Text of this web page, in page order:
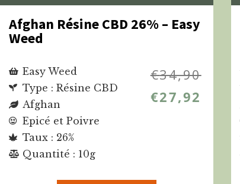
Afghan Résine CBD 26% – Easy
Weed
Easy Weed
Type : Résine CBD
Afghan
Epicé et Poivre
Taux : 26%
Quantité : 10g
€34,90
€27,92